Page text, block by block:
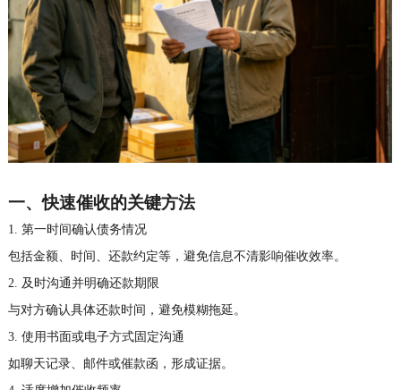
一、快速催收的关键方法
1. 第一时间确认债务情况
包括金额、时间、还款约定等，避免信息不清影响催收效率。
2. 及时沟通并明确还款期限
与对方确认具体还款时间，避免模糊拖延。
3. 使用书面或电子方式固定沟通
如聊天记录、邮件或催款函，形成证据。